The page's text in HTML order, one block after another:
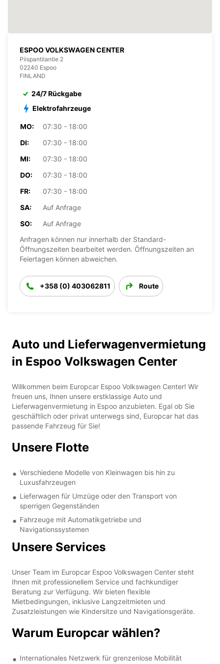
ESPOO VOLKSWAGEN CENTER
Piispantilantie 2
02240 Espoo
FINLAND
24/7 Rückgabe
Elektrofahrzeuge
MO:
07:30 - 18:00
DI:
07:30 - 18:00
MI:
07:30 - 18:00
DO:
07:30 - 18:00
FR:
07:30 - 18:00
SA:
Auf Anfrage
SO:
Auf Anfrage
Anfragen können nur innerhalb der Standard-
Öffnungszeiten bearbeitet werden. Öffnungszeiten an
Feiertagen können abweichen.
+358 (0) 403062811 Route
Auto und Lieferwagenvermietung
in Espoo Volkswagen Center
Willkommen beim Europcar Espoo Volkswagen Center! Wir
freuen uns, Ihnen unsere erstklassige Auto und
Lieferwagenvermietung in Espoo anzubieten. Egal ob Sie
geschäftlich oder privat unterwegs sind, Europcar hat das
passende Fahrzeug für Sie!
Unsere Flotte
Verschiedene Modelle von Kleinwagen bis hin zu
Luxusfahrzeugen
Lieferwagen für Umzüge oder den Transport von
sperrigen Gegenständen
Fahrzeuge mit Automatikgetriebe und
Navigationssystemen
Unsere Services
Unser Team im Europcar Espoo Volkswagen Center steht
Ihnen mit professionellem Service und fachkundiger
Beratung zur Verfügung. Wir bieten flexible
Mietbedingungen, inklusive Langzeitmieten und
Zusatzleistungen wie Kindersitze und Navigationsgeräte.
Warum Europcar wählen?
Internationales Netzwerk für grenzenlose Mobilität